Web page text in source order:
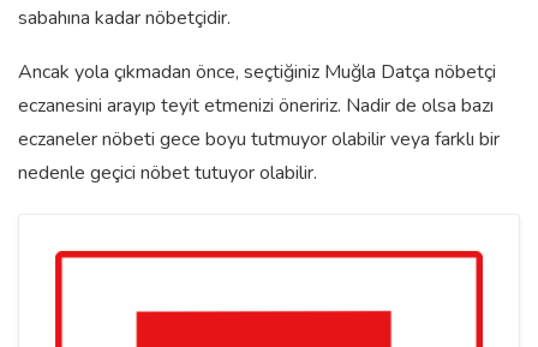
sabahına kadar nöbetçidir.
Ancak yola çıkmadan önce, seçtiğiniz Muğla Datça nöbetçi
eczanesini arayıp teyit etmenizi öneririz. Nadir de olsa bazı
eczaneler nöbeti gece boyu tutmuyor olabilir veya farklı bir
nedenle geçici nöbet tutuyor olabilir.